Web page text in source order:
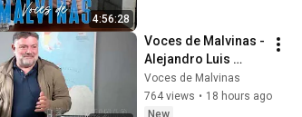
4:56:28
Voces de Malvinas -
Alejandro Luis
Roncoroni
Voces de Malvinas
764 views • 18 hours ago
New